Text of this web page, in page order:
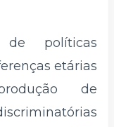
de políticas
etárias
de